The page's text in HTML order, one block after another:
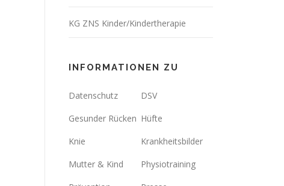
KG ZNS Kinder/Kindertherapie
INFORMATIONEN ZU
Datenschutz
DSV
Gesunder Rücken Hüfte
Knie
Krankheitsbilder
Mutter & Kind
Physiotraining